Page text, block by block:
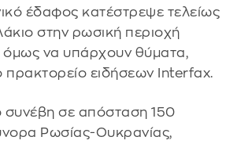
έδαφος κατέστρεψε τελείως
στην ρωσική περιοχή
όμως να υπάρχουν θύματα,
ειδήσεων Interfax.
συνέβη σε απόσταση 150
Ρωσίας-Ουκρανίας,